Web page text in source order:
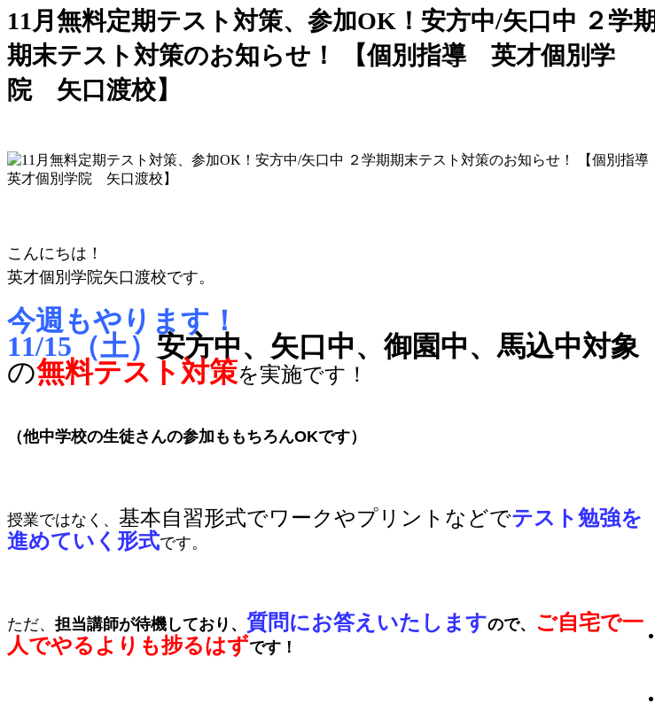
11月無料定期テスト対策、参加OK！安方中/矢口中 ２学期
期末テスト対策のお知らせ！ 【個別指導 英才個別学
院 矢口渡校】
こんにちは！
英才個別学院矢口渡校です。
今週もやります！
11/15（土） 安方中、矢口中、御園中、馬込中対象
の無料テスト対策を実施です！
（他中学校の生徒さんの参加ももちろんOKです）
授業ではなく、 基本自習形式でワークやプリントなどでテスト勉強を
進めていく形式です。
ただ、 担当講師が待機しており、 質問にお答えいたしますので、 ご自宅で一
人でやるよりも捗るはずです！